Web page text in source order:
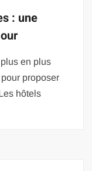
: une
en plus
proposer
hôtels